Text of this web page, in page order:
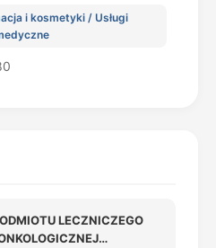
i kosmetyki / Usługi
LECZNICZEGO